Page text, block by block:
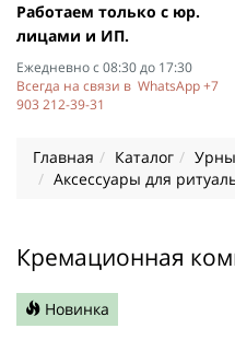
Работаем только с юр.
лицами и ИП.
Ежедневно с 08:30 до 17:30
Всегда на связи в WhatsApp +7
903 212-39-31
Главная Каталог
Аксессуары для
Кремационная
Новинка